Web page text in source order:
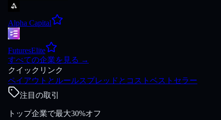
Alpha Capital
FuturesElite
すべての企業を見る →
クイックリンク
ペイアウトとルールスプレッドとコスト ベストセラー
注目の取引
トップ企業で最大30%オフ